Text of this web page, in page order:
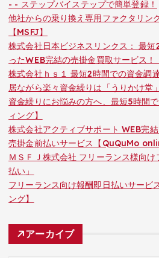
- - ステップバイステップで簡単登録！
他社からの乗り換え専用ファクタリン
【MSFJ】
株式会社日本ビジネスリンクス： 最
ったWEB完結の売掛金買取サービス！
株式会社ｈｓ１ 最短2時間での資金調
居ながら楽々資金繰りは「うりかけ堂」
資金繰りにお悩みの方へ、最短5時間
ィング】
株式会社アクティブサポート WEB完
売掛金前払いサービス【QuQuMo
ＭＳＦＪ株式会社 フリーランス様向
払い」
フリーランス向け報酬即日払いサービ
ング】
アーカイブ